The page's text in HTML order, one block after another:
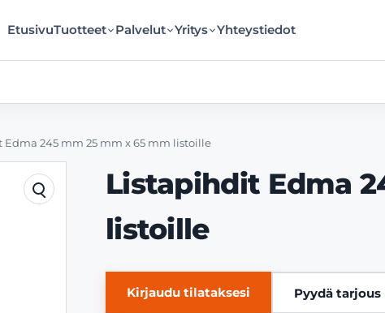
EtusivuTuotteet Palvelut Yritys Yhteystiedot
Edma 245 mm 25 mm x 65 mm listoille
Listapihdit Edma
listoille
Kirjaudu tilataksesi Pyydä tarjous